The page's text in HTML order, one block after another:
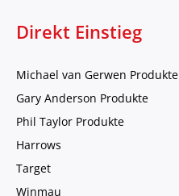
Direkt Einstieg
Michael van Gerwen Produkte
Gary Anderson Produkte
Phil Taylor Produkte
Harrows
Target
Winmau